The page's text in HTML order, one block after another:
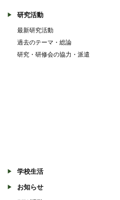
研究活動
最新研究活動
過去のテーマ・総論
研究・研修会の協力・派遣
学校生活
お知らせ